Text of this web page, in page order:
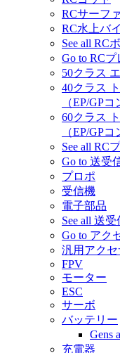
RCサーフ
RC水上バ
See all RC
Go to RCプ
50クラス
40クラス
（EP/GP
60クラス
（EP/GP
See all RC
Go to 送受
プロポ
受信機
電子部品
See all 送
Go to アク
汎用アクセ
FPV
モーター
ESC
サーボ
バッテリー
Gens
充電器